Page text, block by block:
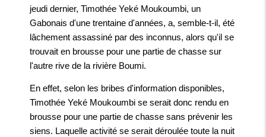
jeudi dernier, Timothée Yeké Moukoumbi, un
Gabonais d'une trentaine d'années, a, semble-t-il, été
lâchement assassiné par des inconnus, alors qu'il se
trouvait en brousse pour une partie de chasse sur
l'autre rive de la rivière Boumi.
En effet, selon les bribes d'information disponibles,
Timothée Yeké Moukoumbi se serait donc rendu en
brousse pour une partie de chasse sans prévenir les
siens. Laquelle activité se serait déroulée toute la nuit